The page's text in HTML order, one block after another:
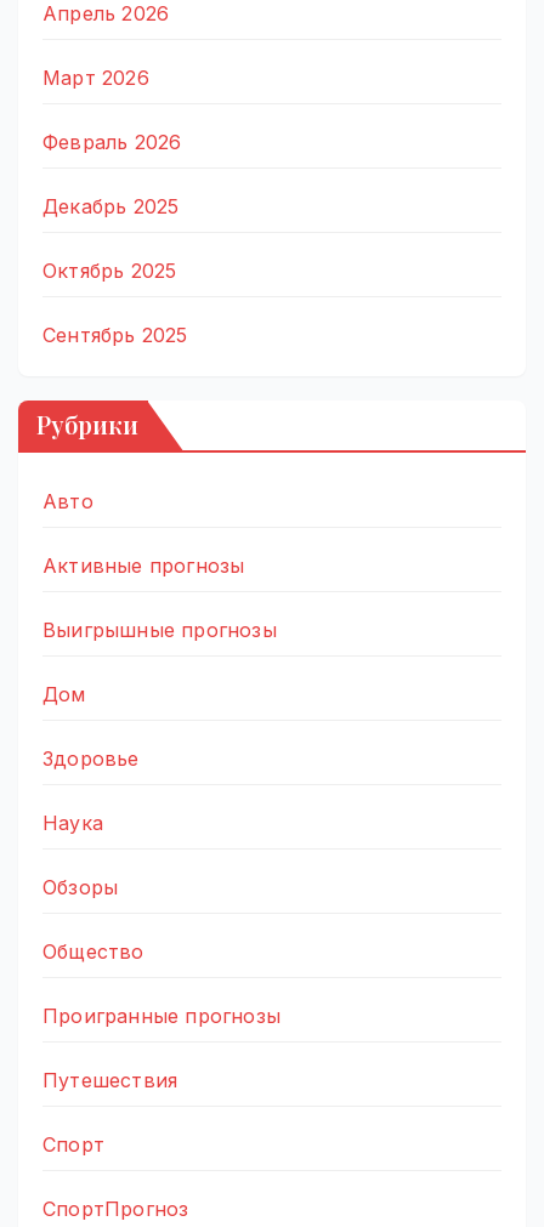
Апрель 2026
Март 2026
Февраль 2026
Декабрь 2025
Октябрь 2025
Сентябрь 2025
Рубрики
Авто
Активные прогнозы
Выигрышные прогнозы
Дом
Здоровье
Наука
Обзоры
Общество
Проигранные прогнозы
Путешествия
Спорт
СпортПрогноз